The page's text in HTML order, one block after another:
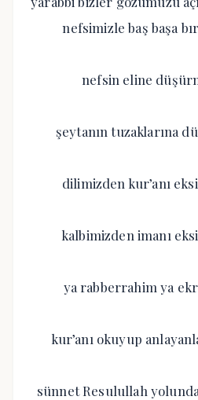
nefsimizle baş başa
nefsin eline
şeytanın tuzaklarına
dilimizden kur’anı
kalbimizden imanı
ya rabberrahim ya
kur’anı okuyup
sünnet Resulullah